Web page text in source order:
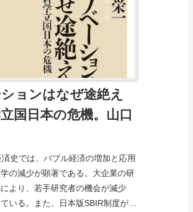
ションはなぜ途絶え
国日本の危機。山口
史では、バブル経済の増加と応用
の減少が顕著である。大企業の研
より、若手研究者の機会が減少
いる。また、日本版SBIR制度が米